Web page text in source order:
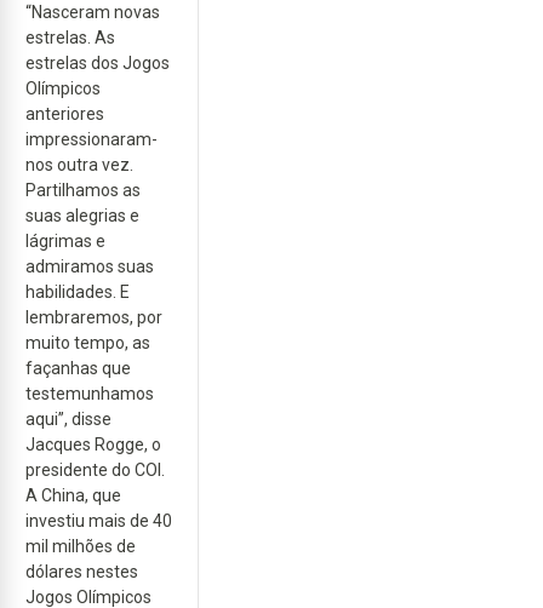
“Nasceram novas
estrelas. As
estrelas dos Jogos
Olímpicos
anteriores
impressionaram-
nos outra vez.
Partilhamos as
suas alegrias e
lágrimas e
admiramos suas
habilidades. E
lembraremos, por
muito tempo, as
façanhas que
testemunhamos
aqui”, disse
Jacques Rogge, o
presidente do COI.
A China, que
investiu mais de 40
mil milhões de
dólares nestes
Jogos Olímpicos